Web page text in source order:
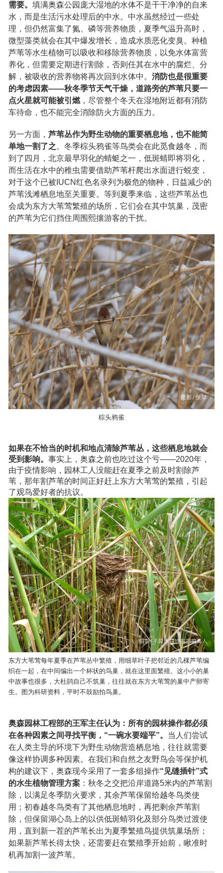
需要。填满奥森公园庞大湿地的水体不是干干净净的自来
水，而是生活污水处理后的中水。中水虽然经过一些处
理，但仍然富集了氮、磷等营养物质，夏季气温升高时，
微型藻类就会在其中爆发增长，造成水质恶化变臭。种植
芦苇等水生植物可以吸收和移除营养物质，以免水体富营
养化，但需要定期进行割除，否则任其在水中的腐烂、分
解，被吸收的营养物将再次回到水体中。消防也是很重要
的考虑因素——秋冬季节天气干燥，道路旁的芦苇只要一
点火星就可能被引燃，尽管整个冬天在湿地附近都有消防
车待命，也不能完全消除防火方面的压力。
另一方面，芦苇丛作为野生动物的重要栖息地，也不能简
单地一割了之。冬季棕头鸦雀等鸟类会在此觅食越冬，而
到了四月，北京最早羽化的蜻蜓之一，低斑蜻即将羽化，
而生活在水中的稚虫需要借助芦苇杆爬出水面进行蜕变，
对于这个已被IUCN红色名录列为极危的物种，日益减少的
芦苇浅滩栖息地至关重要。等到夏季来临，这些芦苇丛也
会成为东方大苇莺繁殖的场所，它们会在其中筑巢，茂密
的芦苇为它们挡住周围熙攘游客的干扰。
棕头鸦雀
如果在不恰当的时机和地点清除芦苇丛，这些栖息地就会
受到影响。事实上，奥森之前也吃过这个亏——2020年，
由于疫情影响，园林工人没能赶在夏季之前及时割除芦
苇，那年割芦苇的时间正好赶上东方大苇莺的繁殖，引起
了观鸟爱好者的抗议。
东方大苇莺每年夏季在芦苇丛中繁殖，用细草叶子把邻近的几棵芦苇编
织在一起，在中间编出一个杯状的鸟巢，就在这里面繁殖。这小小的巢
中故事也很多，大杜鹃自己不筑巢，往往就在东方大苇莺的巢中产卵寄
生。图为科研资料，平时不鼓励拍鸟巢。
奥森园林工程部的王军主任认为：所有的园林操作都必须
在各种因素之间寻找平衡，“一碗水要端平”。 当人们尝试
在人类主导的环境下为野生动物营造栖息地，往往就需要
像这样协调多种因素。在我们和自然之友野鸟会等保护机
构的建议下，奥森现今采用了一套多组操作“见缝插针”式
的水生植物管理方案 ：秋冬之交把沿岸道路5米内的芦苇割
除，以满足冬季防火要求，其余芦苇保留给越冬鸟类使
用；初春越冬鸟类有了其他栖息地时，再把剩余芦苇割
除，但保留湖心岛上的以供低斑蜻羽化及部分鸟类过渡使
用，直到新一茬的芦苇长出为夏季繁殖鸟提供筑巢场所；
如果新芦苇长得太快，还需要赶在繁殖季开始前，瞅准时
机再加割一波芦苇。